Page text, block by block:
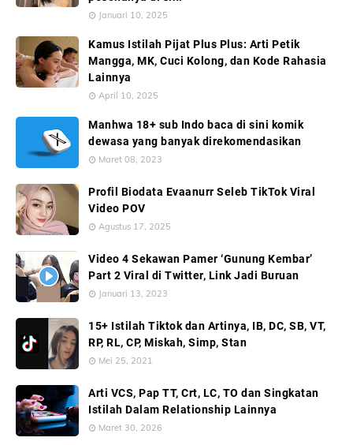
Januari 10, 2025
Kamus Istilah Pijat Plus Plus: Arti Petik
Mangga, MK, Cuci Kolong, dan Kode Rahasia
Lainnya
April 10, 2025
Manhwa 18+ sub Indo baca di sini komik
dewasa yang banyak direkomendasikan
Maret 08, 2023
Profil Biodata Evaanurr Seleb TikTok Viral
Video POV
Agustus 17, 2025
Video 4 Sekawan Pamer ‘Gunung Kembar’
Part 2 Viral di Twitter, Link Jadi Buruan
Januari 13, 2023
15+ Istilah Tiktok dan Artinya, IB, DC, SB, VT,
RP, RL, CP, Miskah, Simp, Stan
Mei 25, 2021
Arti VCS, Pap TT, Crt, LC, TO dan Singkatan
Istilah Dalam Relationship Lainnya
Maret 30, 2026